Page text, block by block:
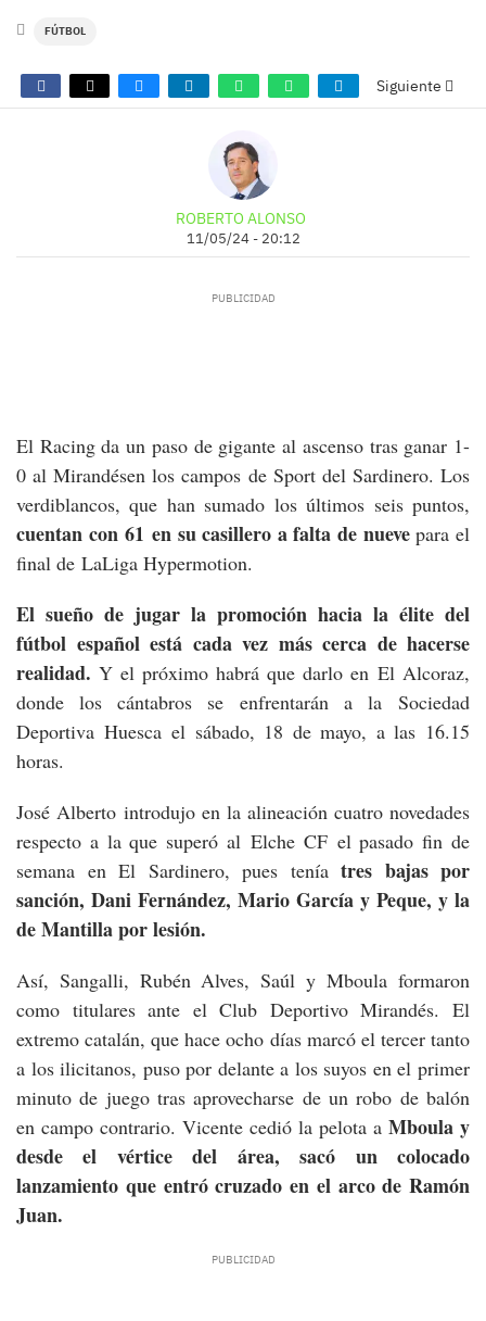
FÚTBOL
Siguiente
ROBERTO ALONSO
11/05/24 - 20:12
El Racing da un paso de gigante al ascenso tras ganar 1-
0 al Mirandésen los campos de Sport del Sardinero. Los
verdiblancos, que han sumado los últimos seis puntos,
cuentan con 61 en su casillero a falta de nuevepara el
final de LaLiga Hypermotion.
El sueño de jugar la promoción hacia la élite del
fútbol español está cada vez más cerca de hacerse
realidad. Y el próximo habrá que darlo en El Alcoraz,
donde los cántabros se enfrentarán a la Sociedad
Deportiva Huesca el sábado, 18 de mayo, a las 16.15
horas.
José Alberto introdujo en la alineación cuatro novedades
respecto a la que superó al Elche CF el pasado fin de
semana en El Sardinero, pues tenía tres bajas por
sanción, Dani Fernández, Mario García y Peque, y la
de Mantilla por lesión.
Así, Sangalli, Rubén Alves, Saúl y Mboula formaron
como titulares ante el Club Deportivo Mirandés. El
extremo catalán, que hace ocho días marcó el tercer tanto
a los ilicitanos, puso por delante a los suyos en el primer
minuto de juego tras aprovecharse de un robo de balón
en campo contrario. Vicente cedió la pelota a Mboula y
desde el vértice del área, sacó un colocado
lanzamiento que entró cruzado en el arco de Ramón
Juan.